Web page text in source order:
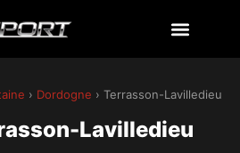
› Dordogne › Terrasson-Lavilledieu
Lavilledieu